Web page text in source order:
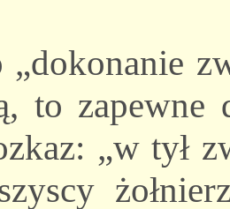
„dokonanie
to zapewne
„w tył